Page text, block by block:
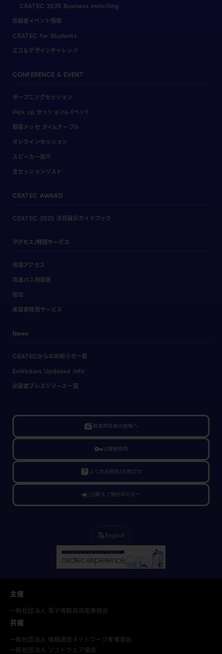
CEATEC 2025 Business matching
出展者イベント情報
CEATEC for Students
エコ＆デザインチャレンジ
CONFERENCE & EVENT
オープニングセッション
Pick up セッション&イベント
幕張メッセ タイムテーブル
オンラインセッション
スピーカー紹介
全セッションリスト
CEATEC AWARD
CEATEC 2025 注目展示ガイドブック
アクセス/特別サービス
会場アクセス
高速バス時刻表
宿泊
来場者特別サービス
News
CEATECからのお知らせ一覧
Exhibitors Updated Info
出展者プレスリリース一覧
linked_camera報道関係者の皆様へ
vpn_key出展者専用
live_help よくある質問/お問合せ
campaign出展をご検討中の方へ
translateEnglish
主催
一般社団法人 電子情報技術産業協会
共催
一般社団法人 情報通信ネットワーク産業協会
一般社団法人 ソフトウェア協会